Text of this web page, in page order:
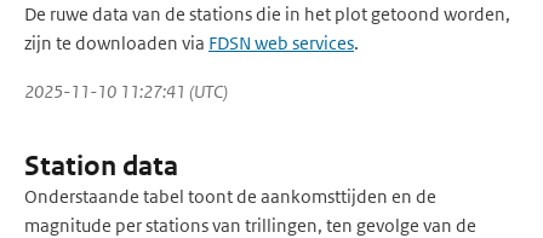
De ruwe data van de stations die in het plot getoond worden,
zijn te downloaden via FDSN web services.
2025-11-10 11:27:41 (UTC)
Station data
Onderstaande tabel toont de aankomsttijden en de
magnitude per stations van trillingen, ten gevolge van de